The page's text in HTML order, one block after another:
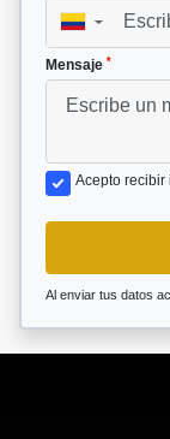
▼
Mensaje *
Acepto recibir
Al enviar tus datos